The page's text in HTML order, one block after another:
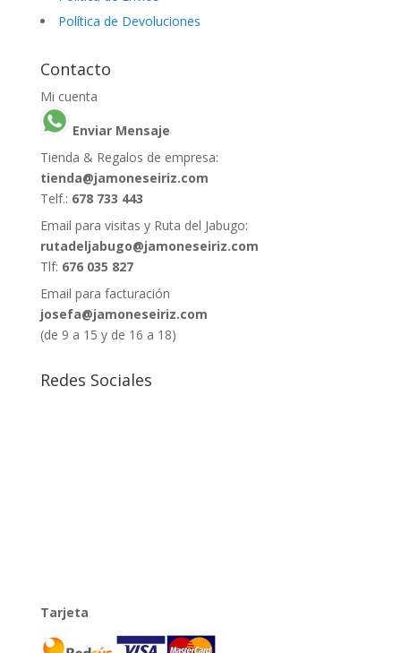
Política de Devoluciones
Contacto
Mi cuenta
Enviar Mensaje
Tienda & Regalos de empresa:
tienda@jamoneseiriz.com
Telf.: 678 733 443
Email para visitas y Ruta del Jabugo:
rutadeljabugo@jamoneseiriz.com
Tlf: 676 035 827
Email para facturación
josefa@jamoneseiriz.com
(de 9 a 15 y de 16 a 18)
Redes Sociales
Tarjeta